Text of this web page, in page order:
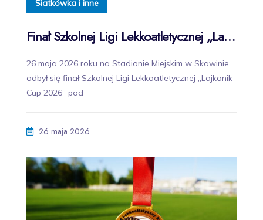
Siatkówka i inne
Finał Szkolnej Ligi Lekkoatletycznej „Lajkonik Cup 2026” w Skawinie
26 maja 2026 roku na Stadionie Miejskim w Skawinie
odbył się finał Szkolnej Ligi Lekkoatletycznej „Lajkonik
Cup 2026” pod
26 maja 2026